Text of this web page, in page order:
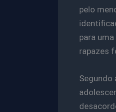
pelo
para
rapazes
Segundo